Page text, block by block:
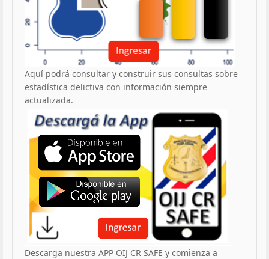
Aquí podrá consultar y construir sus consultas sobre
estadística delictiva con información siempre
actualizada.
Descarga nuestra APP OIJ CR SAFE y comienza a